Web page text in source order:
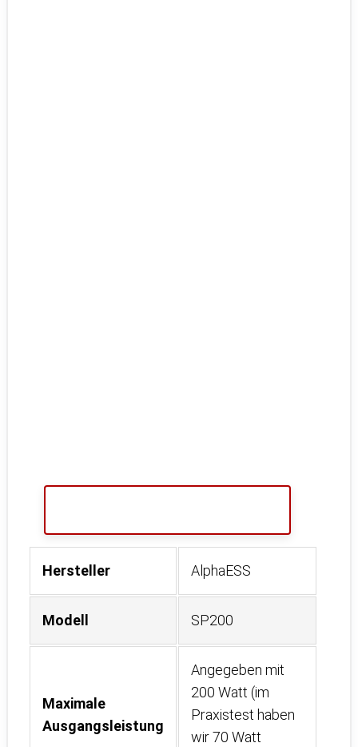
Hersteller AlphaESS
Modell SP200
Maximale
Ausgangsleistung
Angegeben mit
200 Watt (im
Praxistest haben
wir 70 Watt